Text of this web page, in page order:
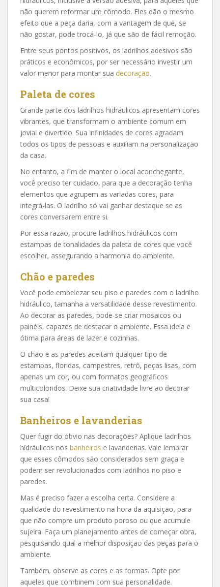
não querem reformar um cômodo. Eles dão o mesmo
efeito que a peça daria, com a vantagem de que, se
não gostar, pode trocá-lo, já que são de fácil remoção.
Entre seus pontos positivos, os ladrilhos adesivos são
práticos e econômicos, por ser necessário investir um
valor menor para montar sua decoração.
Paleta de cores
Grande parte dos ladrilhos hidráulicos apresentam cores
vibrantes, que transformam o ambiente comum em
jovial e divertido. Sua infinidades de cores agradam
todos os tipos de pessoas e auxiliam na personalização
da casa.
No entanto, a fim de manter o local aconchegante,
você preciso ter cuidado, para que a decoração tenha
elementos que agrupem as variadas cores, para
integrá-las. O ladrilho só vai ganhar destaque se as
cores conversarem entre si.
Por essa razão, procure ladrilhos hidráulicos com
estampas de tonalidades da paleta de cores que você
escolher, assegurando a harmonia do ambiente.
Chão e paredes
Você pode embelezar seu piso e paredes com o ladrilho
hidráulico, tamanha a versatilidade desse revestimento.
Ao decorar as paredes, pode-se criar mosaicos ou
painéis, capazes de destacar o ambiente. Essa ideia é
ótima para áreas de lazer e cozinhas.
O chão e as paredes aceitam qualquer tipo de
estampas, floridas, campestres, retrô, peças lisas, com
apenas um cor, ou com formatos geográficos
multicoloridos. Deixe sua criatividade livre ao decorar
sua casa!
Banheiros e lavanderias
Quer fugir do óbvio nas decorações? Aplique ladrilhos
hidráulicos nos banheiros e lavanderias. Vale lembrar
que esses cômodos são considerados sem graça e
podem ser revolucionados com ladrilhos no piso e
paredes.
Mas é preciso fazer a escolha certa. Considere a
qualidade do revestimento na hora da aquisição, para
que não compre um produto poroso ou que acumule
sujeira. Faça um planejamento antes de começar obra,
pesquisando qual a melhor disposição das peças para o
ambiente.
Também, observe as cores e as formas. Opte por
aqueles que combinem com sua personalidade.